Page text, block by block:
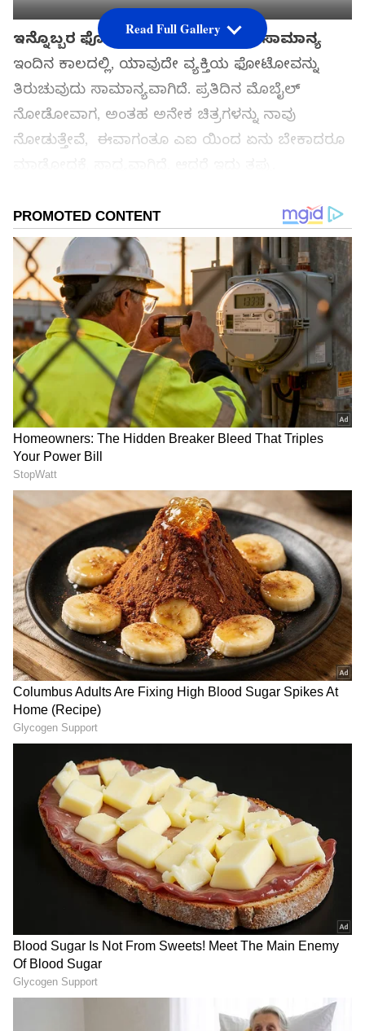
ಇನ್ನೊಬ್ಬರ ಫೋಟೋವನ್ನು ತಿರುಚುವುದು ಸಾಮಾನ್ಯ
ಇಂದಿನ ಕಾಲದಲ್ಲಿ, ಯಾವುದೇ ವ್ಯಕ್ತಿಯ ಫೋಟೋವನ್ನು
ತಿರುಚುವುದು ಸಾಮಾನ್ಯವಾಗಿದೆ. ಪ್ರತಿದಿನ ಮೊಬೈಲ್
ನೋಡೋವಾಗ, ಅಂತಹ ಅನೇಕ ಚಿತ್ರಗಳನ್ನು ನಾವು
ನೋಡುತ್ತೇವೆ, ಈವಾಗಂತೂ ಎಐ ಯಿಂದ ಏನು ಬೇಕಾದರೂ
ಸಮಗ್ರ ಸುದ್ದಿ ಮೂಲವನ್ನಾಗಿ asianet suvarna news ಅನ್ನು
ಆಯ್ಕೆ ಮಾಡಿಕೊಳ್ಳಿ
2
7
ಚಿತ್ರವನ್ನು ದುರುಪಯೋಗಪಡಿಸಿಕೊಂಡಿದ್ದಕ್ಕಾಗಿ ಶಿಕ್ಷೆ
ಯಾವುದೇ ವ್ಯಕ್ತಿಯ ಫೋಟೋವನ್ನು ತಿರುಚಿದರೆ (miss
usinig) ಕಠಿಣ ಶಿಕ್ಷೆ ಸಿಗುತ್ತದೆ ಎಂದು ನಿಮಗೆ ತಿಳಿದಿದೆಯೇ?
ವಿಶೇಷವಾಗಿ ಭಾರತದ ಪ್ರಧಾನಿ ಅಥವಾ ರಾಷ್ಟ್ರಪತಿಗಳ
ಚಿತ್ರವನ್ನು ತಿರುಚಿದರೆ ಅಥವಾ ತಪ್ಪಾಗಿ ಬಳಕೆ ಮಾಡಿದ್ರೆ ಕಠಿಣ
ಶಿಕ್ಷೆ ಅನುಭವಿಸಬೇಕಾಗುತ್ತದೆ.
Read Full Gallery